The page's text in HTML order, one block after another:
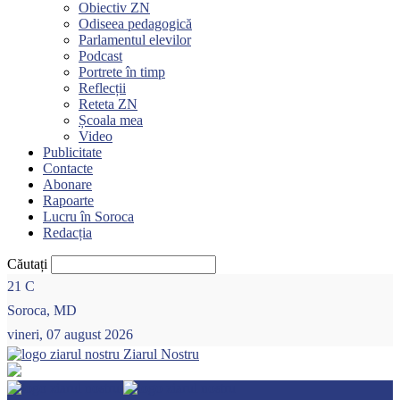
Obiectiv ZN
Odiseea pedagogică
Parlamentul elevilor
Podcast
Portrete în timp
Reflecții
Reteta ZN
Școala mea
Video
Publicitate
Contacte
Abonare
Rapoarte
Lucru în Soroca
Redacția
Căutați
21 C
Soroca, MD
vineri, 07 august 2026
Ziarul Nostru